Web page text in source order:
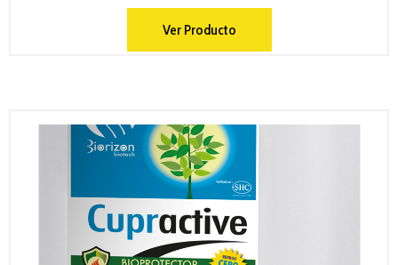
Ver Producto